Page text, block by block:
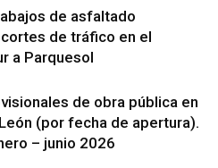
de asfaltado
de tráfico en el
a Parquesol
de obra pública en
(por fecha de apertura).
– junio 2026